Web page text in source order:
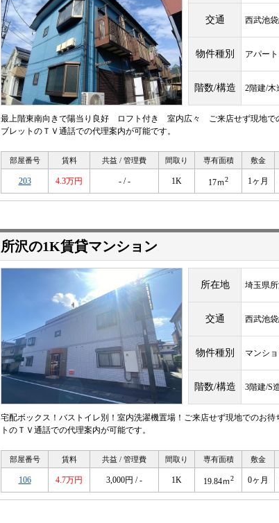
交通 西武池
物件種別 アパート
階数/構造 2階建/木
最上階東南向きで陽当り良好 ロフト付き 室内広々 ご来店せず現地で
ブレットのＴＶ通話での代理案内が可能です。
部屋番号 賃料 共益 / 管理費 間取り 専有面積 敷金
203 4.3万円 - / - 1K 17ｍ2 1ヶ月
所沢の1K賃貸マンション
所在地 埼玉県
交通 西武池
物件種別 マンシ
階数/構造 3階建/S
宅配ボックス！バストイレ別！室内洗濯機置場！ご来店せず現地でのお
トのＴＶ通話での代理案内が可能です。
部屋番号 賃料 共益 / 管理費 間取り 専有面積 敷金
106 4.7万円 3,000円 / - 1K 19.84ｍ2 0ヶ月